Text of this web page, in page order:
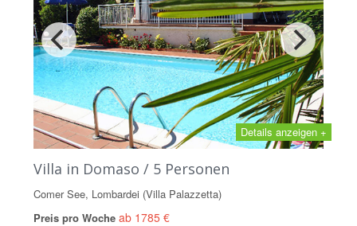
Details anzeigen +
Villa in Domaso / 5 Personen
Comer See, Lombardei (Villa Palazzetta)
Preis pro Woche ab 1785 €